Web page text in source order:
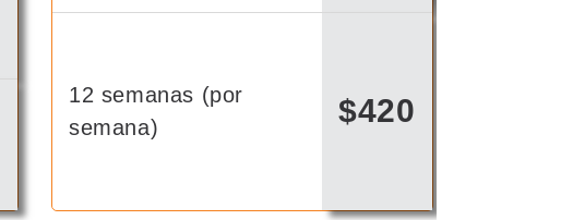
12 semanas (por
semana)
$420